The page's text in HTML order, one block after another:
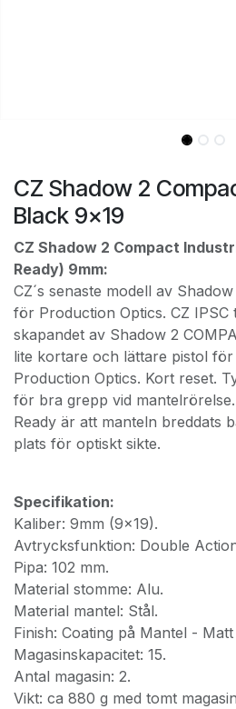
CZ Shadow 2
Black 9x19
CZ Shadow 2 Compact
Ready) 9mm:
CZ´s senaste modell av
för Production Optics. CZ IPSC
skapandet av Shadow 2
lite kortare och lättare pistol
Production Optics. Kort reset.
för bra grepp vid
Ready är att manteln breddats
plats för optiskt sikte.
Specifikation:
Kaliber: 9mm (9x19).
Avtrycksfunktion: Double
Pipa: 102 mm.
Material stomme: Alu.
Material mantel: Stål.
Finish: Coating på Mantel -
Magasinskapacitet: 15.
Antal magasin: 2.
Vikt: ca 880 g med tomt